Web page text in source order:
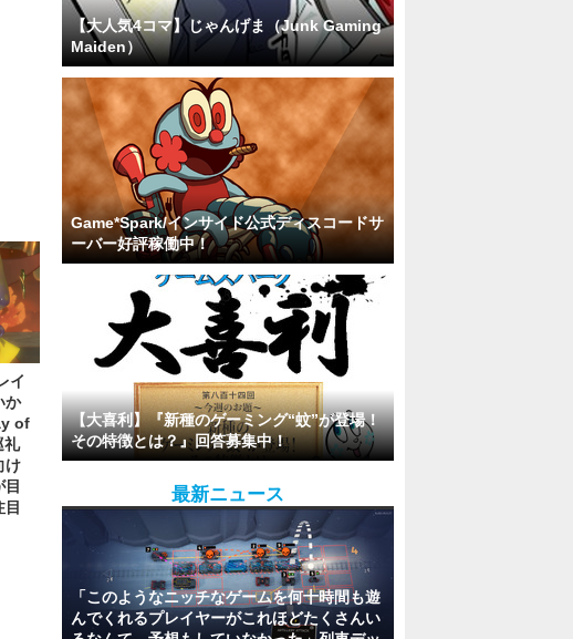
イ
か
of
礼
け
目
目
【大人気4コマ】じゃんげま（Junk Gaming
Maiden）
Game*Spark/インサイド公式ディスコードサ
ーバー好評稼働中！
【大喜利】『新種のゲーミング“蚊”が登場！
その特徴とは？』回答募集中！
最新ニュース
「このようなニッチなゲームを何十時間も遊
んでくれるプレイヤーがこれほどたくさんい